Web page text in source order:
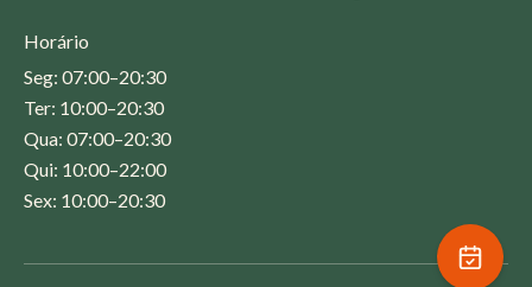
Horário
Seg: 07:00–20:30
Ter: 10:00–20:30
Qua: 07:00–20:30
Qui: 10:00–22:00
Sex: 10:00–20:30